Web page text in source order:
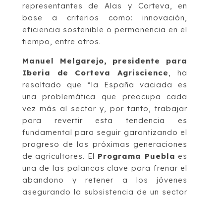
representantes de Alas y Corteva, en
base a criterios como: innovación,
eficiencia sostenible o permanencia en el
tiempo, entre otros.
Manuel Melgarejo, presidente para
Iberia de Corteva Agriscience
, ha
resaltado que “la España vaciada es
una problemática que preocupa cada
vez más al sector y, por tanto, trabajar
para revertir esta tendencia es
fundamental para seguir garantizando el
progreso de las próximas generaciones
de agricultores. El Programa Puebla es
una de las palancas clave para frenar el
abandono y retener a los jóvenes
asegurando la subsistencia de un sector